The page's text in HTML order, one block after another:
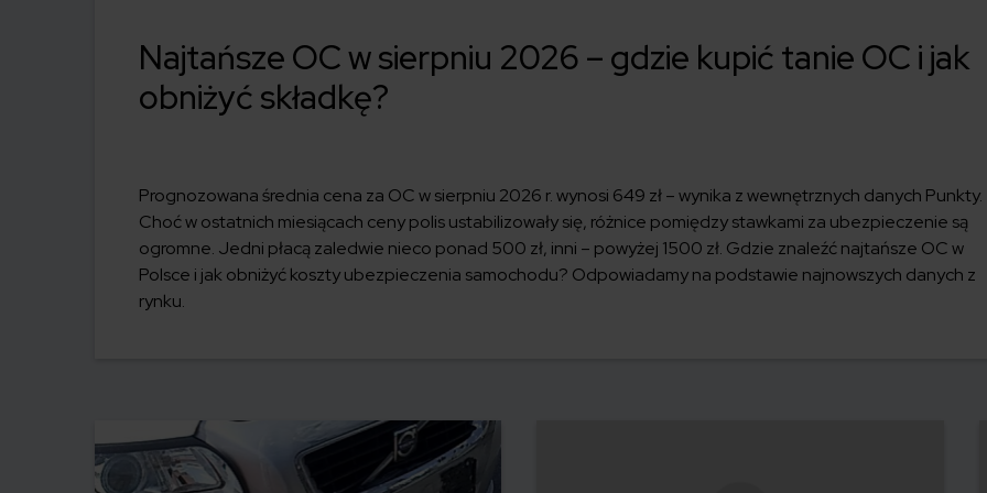
Najtańsze OC w sierpniu 2026 – gdzie kupić tanie OC i jak
obniżyć składkę?
Prognozowana średnia cena za OC w sierpniu 2026 r. wynosi 649 zł – wynika z wewnętrznych danych Punkty.
Choć w ostatnich miesiącach ceny polis ustabilizowały się, różnice pomiędzy stawkami za ubezpieczenie są
ogromne. Jedni płacą zaledwie nieco ponad 500 zł, inni – powyżej 1500 zł. Gdzie znaleźć najtańsze OC w
Polsce i jak obniżyć koszty ubezpieczenia samochodu? Odpowiadamy na podstawie najnowszych danych z
rynku.